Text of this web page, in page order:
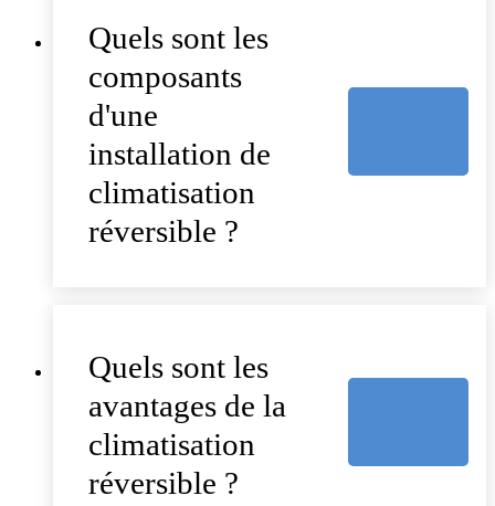
Quels sont les
composants
d'une
installation de
climatisation
réversible ?
Quels sont les
avantages de la
climatisation
réversible ?